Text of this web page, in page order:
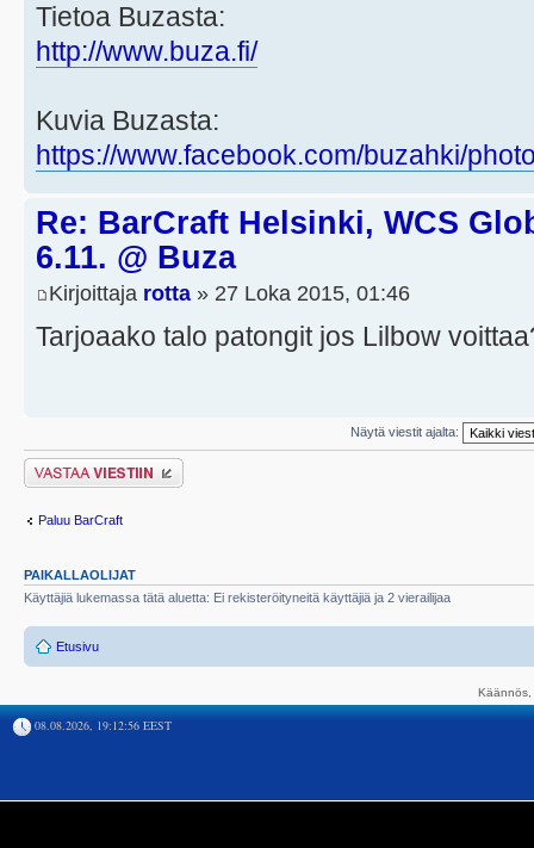
Tietoa Buzasta:
http://www.buza.fi/
Kuvia Buzasta:
https://www.facebook.com/buzahki/
Re: BarCraft Helsinki, WCS
6.11. @ Buza
Kirjoittaja rotta » 27 Loka 2015, 01:46
Tarjoaako talo patongit jos Lilbow
Näytä viestit ajalta:
Lähetä vastaus
Paluu BarCraft
PAIKALLAOLIJAT
Käyttäjiä lukemassa tätä aluetta: Ei rekisteröityneitä käyttäjiä ja 2 vierailijaa
Etusivu
08.08.2026, 19:12:56 EEST